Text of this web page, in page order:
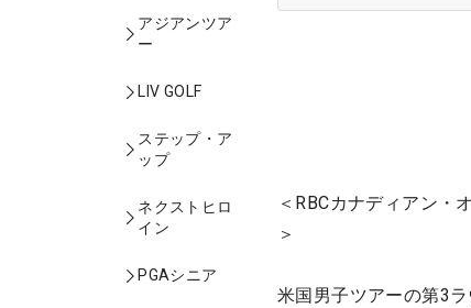
アジアンツア
ー
LIV GOLF
ステップ・ア
ップ
ネクストヒロ
イン
PGAシニア
＜RBCカナディアン
＞
米国男子ツアーの第3